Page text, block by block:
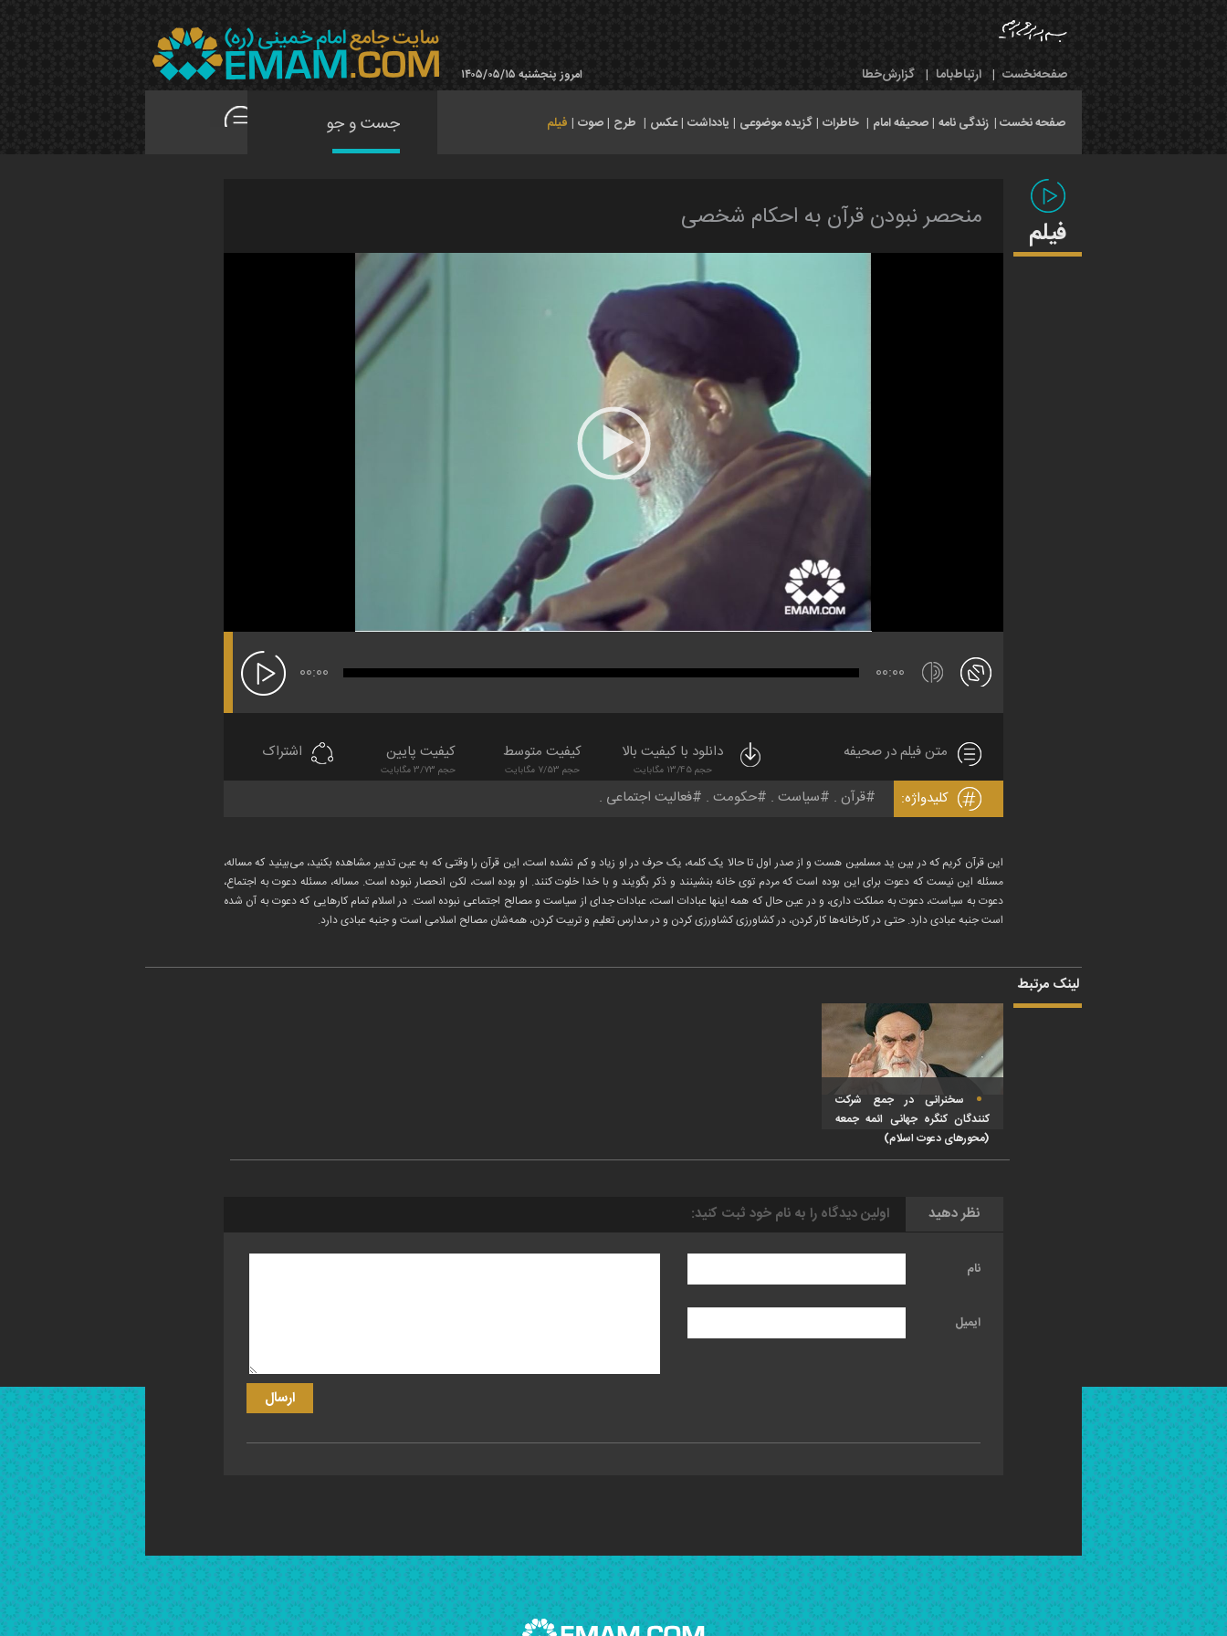
صفحه‌نخست | ارتباط‌با‌ما | گزارش‌خطا امروز پنجشنبه ۱۴۰۵/۰۵/۱۵
صفحه نخست | زندگی نامه |صحیفه امام | خاطرات |گزیده موضوعی | یادداشت |عکس | طرح |صوت | فیلم
فیلم منحصر نبودن قرآن به احکام شخصی
00:00 00:00
متن فیلم در صحیفه دانلود با کیفیت بالا
حجم 13/45 مگابایت
کیفیت متوسط
حجم 7/53 مگابایت
کیفیت پایین
حجم 3/73 مگابایت
اشتراک
کلیدواژه: قرآن سیاست حکومت فعالیت اجتماعی
این قرآن کریم که در بین ید مسلمین هست و از صدر اول تا حالا یک کلمه، یک حرف در او زیاد و کم نشده است، این قرآن را وقتی که به عین تدبیر مشاهده بکنید، می‌بینید که مساله،
مسئله این نیست که دعوت برای این بوده است که مردم توی خانه‌ بنشینند و ذکر بگویند و با خدا خلوت کنند. او بوده است، لکن انحصار نبوده است. مساله، مسئله دعوت به اجتماع،
دعوت به سیاست، دعوت به مملکت داری، و در عین حال که همه اینها عبادات است، عبادات جدای از سیاست و مصالح اجتماعی نبوده است. در اسلام تمام کارهایی که دعوت به آن شده
است جنبه عبادی دارد. حتی در کارخانه‌ها کار کردن، در کشاورزی کشاورزی کردن و در مدارس تعلیم و تربیت کردن، همه‌شان مصالح اسلامی است و جنبه عبادی دارد.
لینک مرتبط
سخنرانی در جمع شرکت
کنندگان کنگره جهانی ائمه جمعه
(محورهای دعوت اسلام)
نظر دهید اولین دیدگاه را به نام خود ثبت کنید:
نام
ایمیل